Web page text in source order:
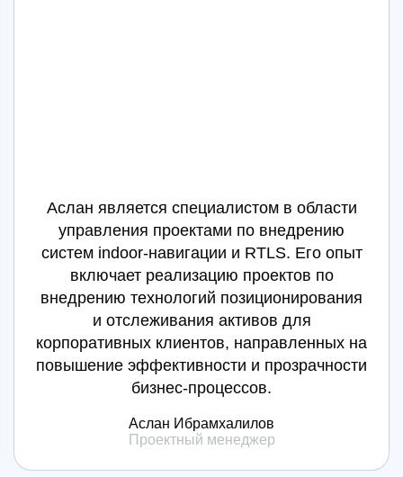
Аслан является специалистом в области
управления проектами по внедрению
систем indoor-навигации и RTLS. Его опыт
включает реализацию проектов по
внедрению технологий позиционирования
и отслеживания активов для
корпоративных клиентов, направленных на
повышение эффективности и прозрачности
бизнес-процессов.
Аслан Ибрамхалилов
Проектный менеджер